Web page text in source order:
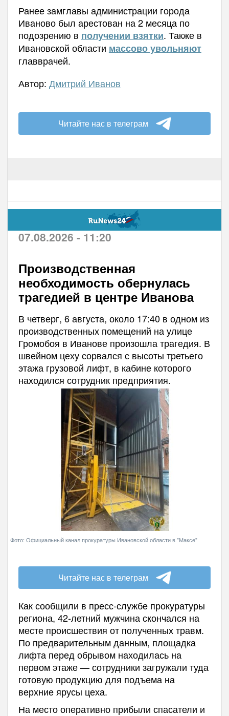
Ранее замглавы администрации города
Иваново был арестован на 2 месяца по
подозрению в получении взятки. Также в
Ивановской области массово увольняют
главврачей.
Автор: Дмитрий Иванов
Читайте нас в телеграм
07.08.2026 - 11:20
Производственная
необходимость обернулась
трагедией в центре Иванова
В четверг, 6 августа, около 17:40 в одном из
производственных помещений на улице
Громобоя в Иванове произошла трагедия. В
швейном цеху сорвался с высоты третьего
этажа грузовой лифт, в кабине которого
находился сотрудник предприятия.
Фото: Официальный канал прокуратуры Ивановской области в "Максе"
Читайте нас в телеграм
Как сообщили в пресс-службе прокуратуры
региона, 42-летний мужчина скончался на
месте происшествия от полученных травм.
По предварительным данным, площадка
лифта перед обрывом находилась на
первом этаже — сотрудники загружали туда
готовую продукцию для подъема на
верхние ярусы цеха.
На место оперативно прибыли спасатели и